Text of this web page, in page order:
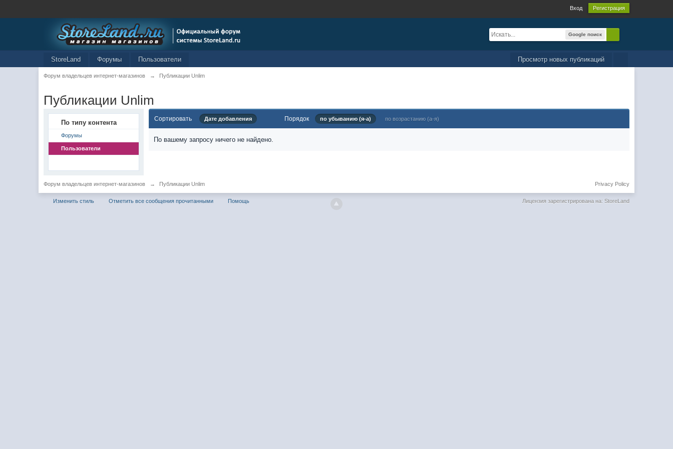
Вход Регистрация
Google поиск
Просмотр новых публикаций
StoreLand Форумы Пользователи
Форум владельцев интернет-магазинов → Публикации Unlim
Публикации Unlim
По типу контента
Форумы
Пользователи
Сортировать Дате добавления Порядок по убыванию (я-а) по возрастанию (а-я)
По вашему запросу ничего не найдено.
Форум владельцев интернет-магазинов → Публикации Unlim Privacy Policy
Изменить стиль Отметить все сообщения прочитанными Помощь Лицензия зарегистрирована на: StoreLand